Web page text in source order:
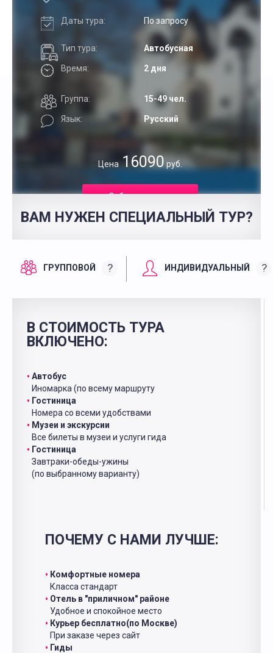
Даты тура: По запросу
Тип тура: Автобусная
Время: 2 дня
Группа: 15-49 чел.
Язык: Русский
Цена 16090руб.
Забронировать
ВАМ НУЖЕН СПЕЦИАЛЬНЫЙ ТУР?
ГРУППОВОЙ ? ИНДИВИДУАЛЬНЫЙ ?
В СТОИМОСТЬ ТУРА
ВКЛЮЧЕНО:
Автобус
Иномарка (по всему маршруту
Гостиница
Номера со всеми удобствами
Музеи и экскурсии
Все билеты в музеи и услуги гида
Гостиница
Завтраки-обеды-ужины
(по выбранному варианту)
ПОЧЕМУ С НАМИ ЛУЧШЕ:
Комфортные номера
Класса стандарт
Отель в "приличном" районе
Удобное и спокойное место
Курьер бесплатно(по Москве)
При заказе через сайт
Гиды